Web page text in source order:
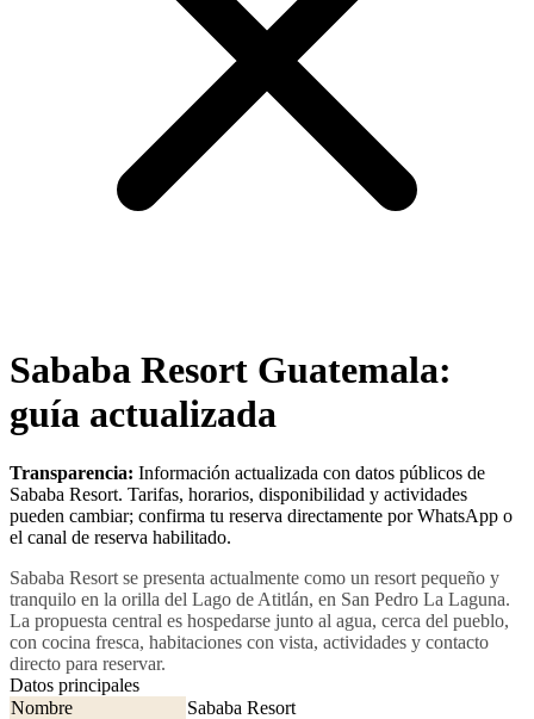
Sababa Resort Guatemala:
guía actualizada
Transparencia: Información actualizada con datos públicos de
Sababa Resort. Tarifas, horarios, disponibilidad y actividades
pueden cambiar; confirma tu reserva directamente por WhatsApp o
el canal de reserva habilitado.
Sababa Resort se presenta actualmente como un resort pequeño y
tranquilo en la orilla del Lago de Atitlán, en San Pedro La Laguna.
La propuesta central es hospedarse junto al agua, cerca del pueblo,
con cocina fresca, habitaciones con vista, actividades y contacto
directo para reservar.
Datos principales
Nombre
Sababa Resort